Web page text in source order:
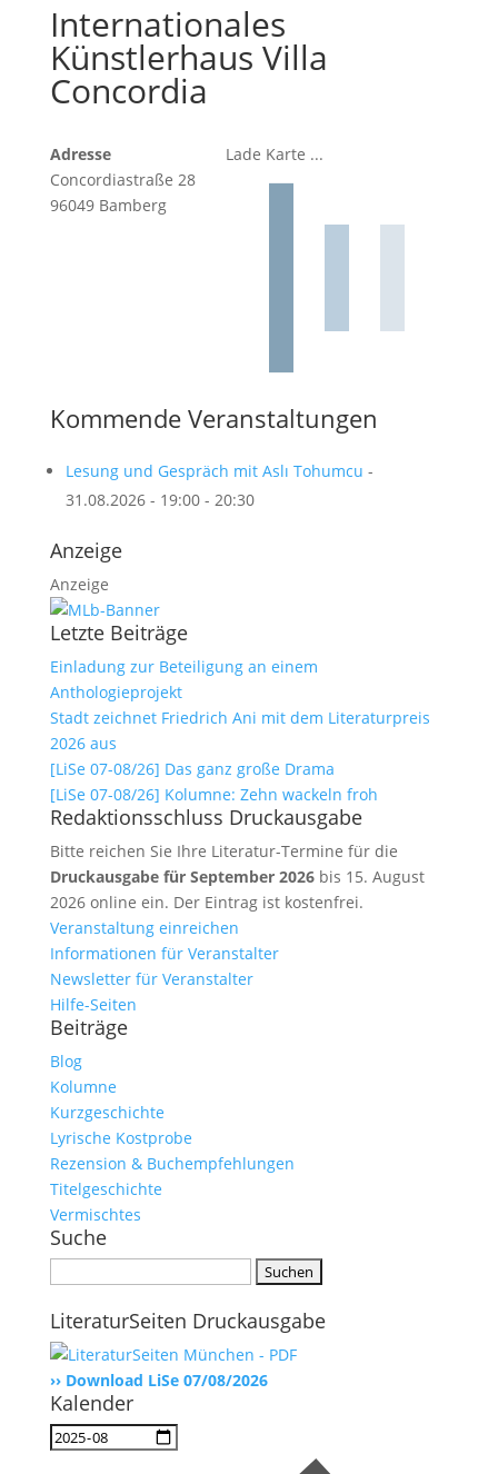
Internationales
Künstlerhaus Villa
Concordia
Lade Karte ...
Adresse
Concordiastraße 28
96049 Bamberg
Kommende Veranstaltungen
Lesung und Gespräch mit Aslı Tohumcu -
31.08.2026 - 19:00 - 20:30
Anzeige
Anzeige
Letzte Beiträge
Einladung zur Beteiligung an einem
Anthologieprojekt
Stadt zeichnet Friedrich Ani mit dem Literaturpreis
2026 aus
[LiSe 07-08/26] Das ganz große Drama
[LiSe 07-08/26] Kolumne: Zehn wackeln froh
Redaktionsschluss Druckausgabe
Bitte reichen Sie Ihre Literatur-Termine für die
Druckausgabe für September 2026bis 15. August
2026 online ein. Der Eintrag ist kostenfrei.
Veranstaltung einreichen
Informationen für Veranstalter
Newsletter für Veranstalter
Hilfe-Seiten
Beiträge
Blog
Kolumne
Kurzgeschichte
Lyrische Kostprobe
Rezension & Buchempfehlungen
Titelgeschichte
Vermischtes
Suche
LiteraturSeiten Druckausgabe
›› Download LiSe 07/08/2026
Kalender